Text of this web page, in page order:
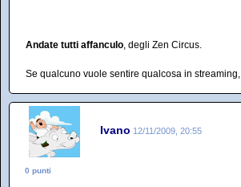
Andate tutti affanculo, degli Zen Circus.
Se qualcuno vuole sentire qualcosa in streaming,
Ivano 12/11/2009, 20:55
0 punti